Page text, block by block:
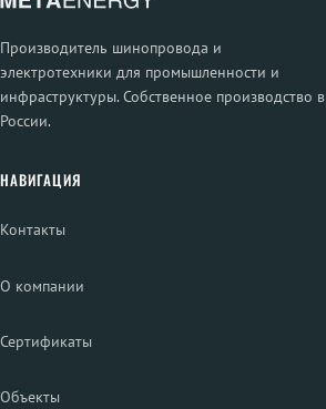
Производитель шинопровода и
электротехники для промышленности и
инфраструктуры. Собственное производство в
России.
НАВИГАЦИЯ
Контакты
О компании
Сертификаты
Объекты